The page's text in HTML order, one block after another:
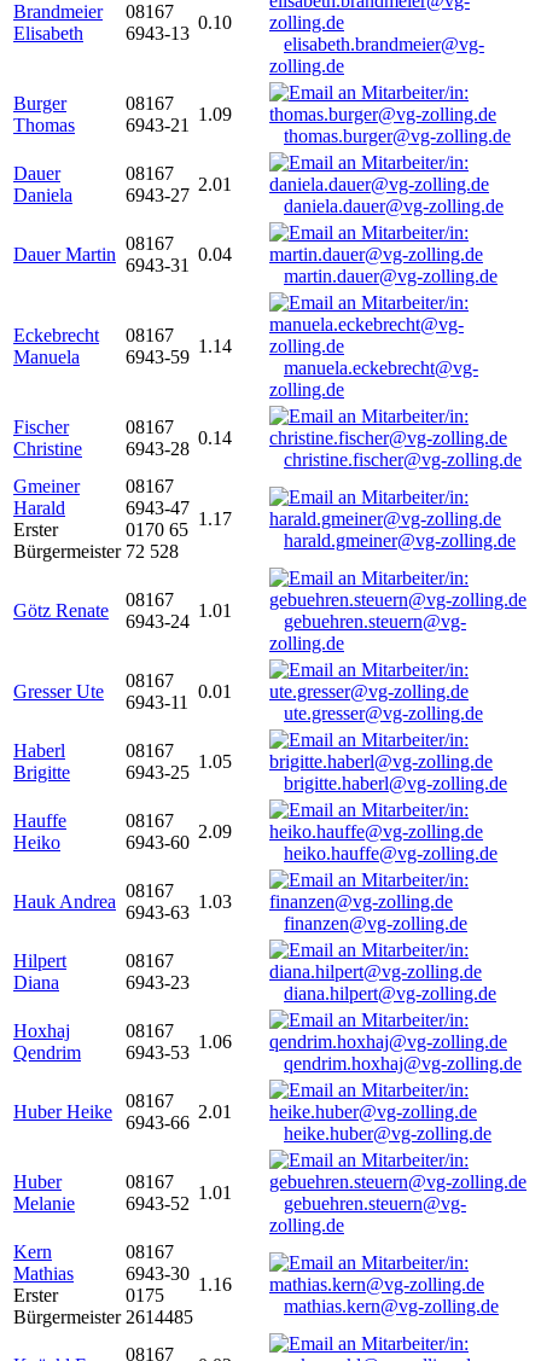
Brandmeier
Elisabeth
08167
6943-13
0.10
elisabeth.brandmeier@vg-
zolling.de
Burger
Thomas
08167
6943-21
1.09
thomas.burger@vg-zolling.de
Dauer
Daniela
08167
6943-27
2.01
daniela.dauer@vg-zolling.de
Dauer Martin
08167
6943-31
0.04
martin.dauer@vg-zolling.de
Eckebrecht
Manuela
08167
6943-59
1.14
manuela.eckebrecht@vg-
zolling.de
Fischer
Christine
08167
6943-28
0.14
christine.fischer@vg-zolling.de
Gmeiner
Harald
Erster
Bürgermeister
08167
6943-47
0170 65
72 528
1.17
harald.gmeiner@vg-zolling.de
Götz Renate
08167
6943-24
1.01
gebuehren.steuern@vg-
zolling.de
Gresser Ute
08167
6943-11
0.01
ute.gresser@vg-zolling.de
Haberl
Brigitte
08167
6943-25
1.05
brigitte.haberl@vg-zolling.de
Hauffe
Heiko
08167
6943-60
2.09
heiko.hauffe@vg-zolling.de
Hauk Andrea
08167
6943-63
1.03
finanzen@vg-zolling.de
Hilpert
Diana
08167
6943-23
diana.hilpert@vg-zolling.de
Hoxhaj
Qendrim
08167
6943-53
1.06
qendrim.hoxhaj@vg-zolling.de
Huber Heike
08167
6943-66
2.01
heike.huber@vg-zolling.de
Huber
Melanie
08167
6943-52
1.01
gebuehren.steuern@vg-
zolling.de
Kern
Mathias
Erster
Bürgermeister
08167
6943-30
0175
2614485
1.16
mathias.kern@vg-zolling.de
08167